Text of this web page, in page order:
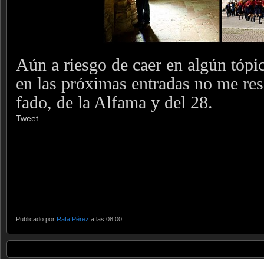
Aún a riesgo de caer en algún
en las próximas entradas no me
fado, de la Alfama y del 28.
Tweet
Publicado por Rafa Pérez a las 08:00